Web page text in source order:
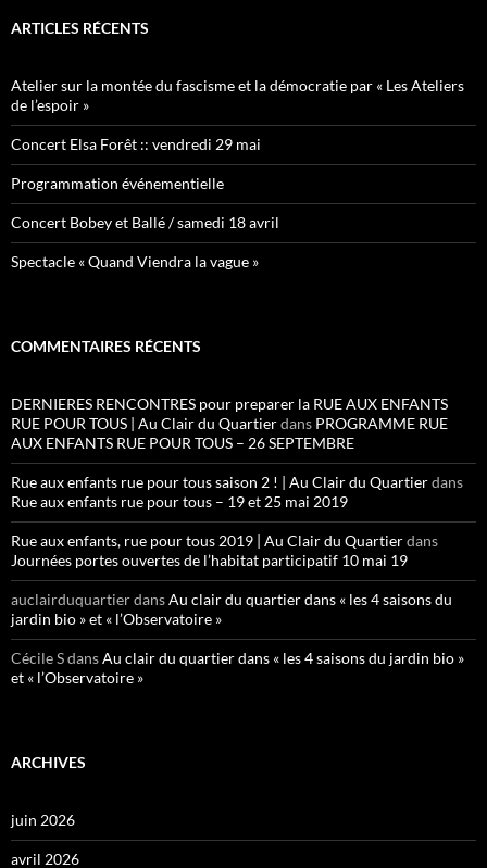
ARTICLES RÉCENTS
Atelier sur la montée du fascisme et la démocratie par « Les Ateliers
de l’espoir »
Concert Elsa Forêt :: vendredi 29 mai
Programmation événementielle
Concert Bobey et Ballé / samedi 18 avril
Spectacle « Quand Viendra la vague »
COMMENTAIRES RÉCENTS
DERNIERES RENCONTRES pour preparer la RUE AUX ENFANTS
RUE POUR TOUS | Au Clair du Quartierdans PROGRAMME RUE
AUX ENFANTS RUE POUR TOUS – 26 SEPTEMBRE
Rue aux enfants rue pour tous saison 2 ! | Au Clair du Quartierdans
Rue aux enfants rue pour tous – 19 et 25 mai 2019
Rue aux enfants, rue pour tous 2019 | Au Clair du Quartierdans
Journées portes ouvertes de l’habitat participatif 10 mai 19
auclairduquartierdansAu clair du quartier dans « les 4 saisons du
jardin bio » et « l’Observatoire »
Cécile SdansAu clair du quartier dans « les 4 saisons du jardin bio »
et « l’Observatoire »
ARCHIVES
juin 2026
avril 2026